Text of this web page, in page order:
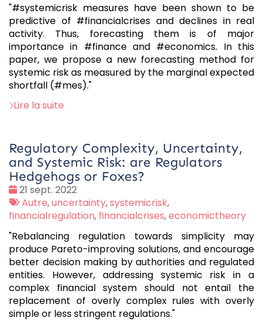
"#systemicrisk measures have been shown to be
predictive of #financialcrises and declines in real
activity. Thus, forecasting them is of major
importance in #finance and #economics. In this
paper, we propose a new forecasting method for
systemic risk as measured by the marginal expected
shortfall (#mes)."
Lire la suite
Regulatory Complexity, Uncertainty,
and Systemic Risk: are Regulators
Hedgehogs or Foxes?
Date
:
21 sept. 2022
Tags
:
Autre,uncertainty,systemicrisk,
financialregulation, financialcrises,economictheory
"Rebalancing regulation towards simplicity may
produce Pareto-improving solutions, and encourage
better decision making by authorities and regulated
entities. However, addressing systemic risk in a
complex financial system should not entail the
replacement of overly complex rules with overly
simple or less stringent regulations."